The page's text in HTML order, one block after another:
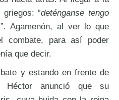
“deténganse tengo
”. Agamenón, al ver lo que
combate, para así poder
que decir.
y estando en frente de
Héctor anunció que su